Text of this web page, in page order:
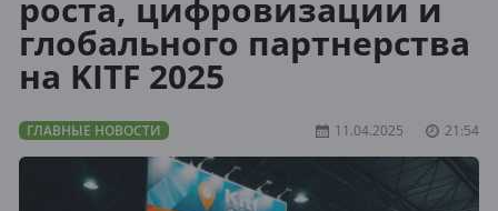
роста, цифровизации и
глобального партнерства
на KITF 2025
ГЛАВНЫЕ НОВОСТИ 11.04.2025 21:54